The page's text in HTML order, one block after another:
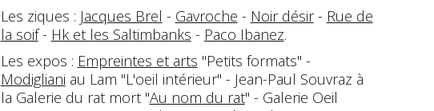
Les ziques : Jacques Brel - Gavroche - Noir désir- Rue de
la soif- Hk et les Saltimbanks - Paco Ibanez.
Les expos : Empreintes et arts "Petits formats" -
Modigliani au Lam "L'oeil intérieur" - Jean-Paul Souvraz à
la Galerie du rat mort "Au nom du rat" - Galerie Oeil